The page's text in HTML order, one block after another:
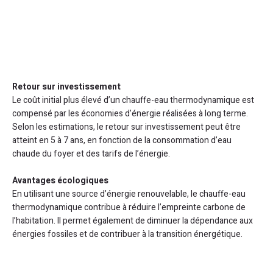
Retour sur investissement
Le coût initial plus élevé d’un chauffe-eau thermodynamique est
compensé par les économies d’énergie réalisées à long terme.
Selon les estimations, le retour sur investissement peut être
atteint en 5 à 7 ans, en fonction de la consommation d’eau
chaude du foyer et des tarifs de l’énergie.
Avantages écologiques
En utilisant une source d’énergie renouvelable, le chauffe-eau
thermodynamique contribue à réduire l’empreinte carbone de
l’habitation. Il permet également de diminuer la dépendance aux
énergies fossiles et de contribuer à la transition énergétique.